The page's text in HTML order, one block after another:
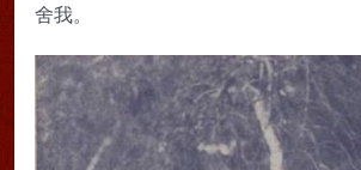
舍我。